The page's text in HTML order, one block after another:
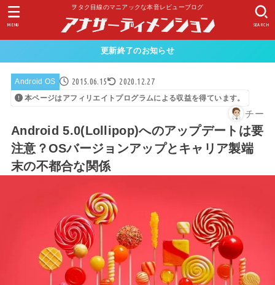
ヲタク目線のマニアックな本音レビューブログ
SEARCH
MENU
更新終了のお知らせ
Android OS 2015.06.15 2020.12.27
本ページはアフィリエイトプログラムによる収益を得ています。
チー
Android 5.0(Lollipop)へのアップデートは要
注意？OSバージョンアップとキャリア製端
末の不都合な関係